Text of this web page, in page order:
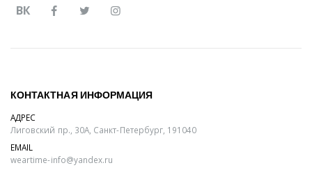
ВК
КОНТАКТНАЯ ИНФОРМАЦИЯ
АДРЕС
Лиговский пр., 30А, Санкт-Петербург, 191040
EMAIL
weartime-info@yandex.ru